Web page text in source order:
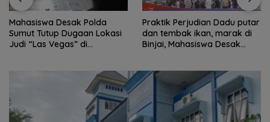
Mahasiswa Desak Polda
Sumut Tutup Dugaan Lokasi
Judi “Las Vegas” di
Praktik Perjudian Dadu putar
dan tembak ikan, marak di
Binjai, Mahasiswa Desak